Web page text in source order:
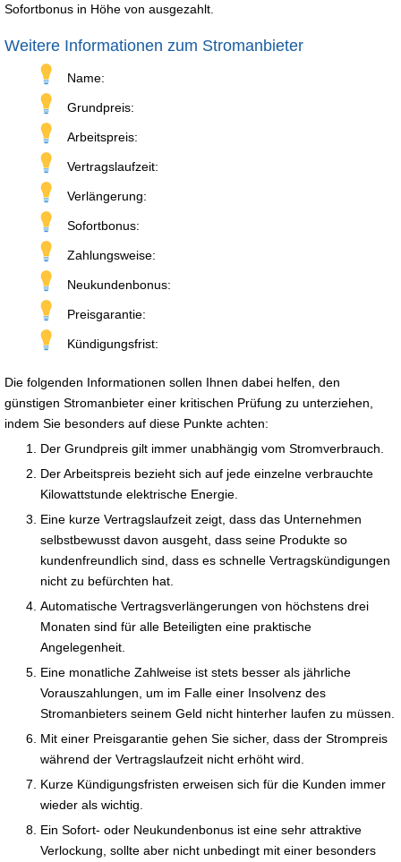
Sofortbonus in Höhe von ausgezahlt.
Weitere Informationen zum Stromanbieter
Name:
Grundpreis:
Arbeitspreis:
Vertragslaufzeit:
Verlängerung:
Sofortbonus:
Zahlungsweise:
Neukundenbonus:
Preisgarantie:
Kündigungsfrist:
Die folgenden Informationen sollen Ihnen dabei helfen, den
günstigen Stromanbieter einer kritischen Prüfung zu unterziehen,
indem Sie besonders auf diese Punkte achten:
Der Grundpreis gilt immer unabhängig vom Stromverbrauch.
Der Arbeitspreis bezieht sich auf jede einzelne verbrauchte
Kilowattstunde elektrische Energie.
Eine kurze Vertragslaufzeit zeigt, dass das Unternehmen
selbstbewusst davon ausgeht, dass seine Produkte so
kundenfreundlich sind, dass es schnelle Vertragskündigungen
nicht zu befürchten hat.
Automatische Vertragsverlängerungen von höchstens drei
Monaten sind für alle Beteiligten eine praktische
Angelegenheit.
Eine monatliche Zahlweise ist stets besser als jährliche
Vorauszahlungen, um im Falle einer Insolvenz des
Stromanbieters seinem Geld nicht hinterher laufen zu müssen.
Mit einer Preisgarantie gehen Sie sicher, dass der Strompreis
während der Vertragslaufzeit nicht erhöht wird.
Kurze Kündigungsfristen erweisen sich für die Kunden immer
wieder als wichtig.
Ein Sofort- oder Neukundenbonus ist eine sehr attraktive
Verlockung, sollte aber nicht unbedingt mit einer besonders